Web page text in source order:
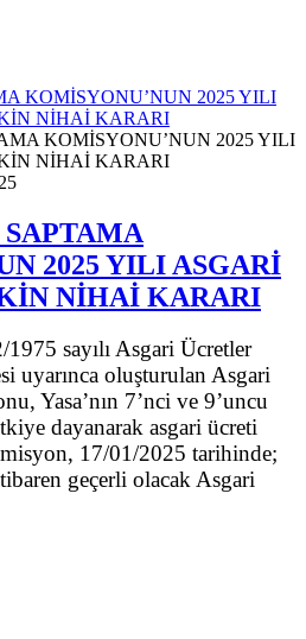
KOMİSYONU’NUN 2025 YILI
NİHAİ KARARI
2025 YILI ASGARİ
NİHAİ KARARI
sayılı Asgari Ücretler
uyarınca oluşturulan Asgari
Yasa’nın 7’nci ve 9’uncu
dayanarak asgari ücreti
17/01/2025 tarihinde;
geçerli olacak Asgari